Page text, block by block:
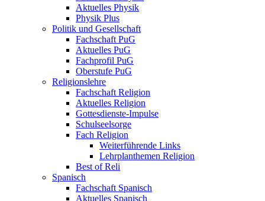
Aktuelles Physik
Physik Plus
Politik und Gesellschaft
Fachschaft PuG
Aktuelles PuG
Fachprofil PuG
Oberstufe PuG
Religionslehre
Fachschaft Religion
Aktuelles Religion
Gottesdienste-Impulse
Schulseelsorge
Fach Religion
Weiterführende Links
Lehrplanthemen Religion
Best of Reli
Spanisch
Fachschaft Spanisch
Aktuelles Spanisch